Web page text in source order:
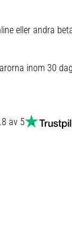
eller andra
inom 30
av 5